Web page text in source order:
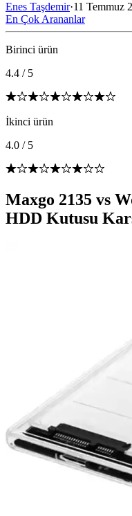
Enes Taşdemir·11 Temmuz
En Çok Arananlar
Birinci ürün
4.4 / 5
İkinci ürün
4.0 / 5
Maxgo 2135 vs
HDD Kutusu